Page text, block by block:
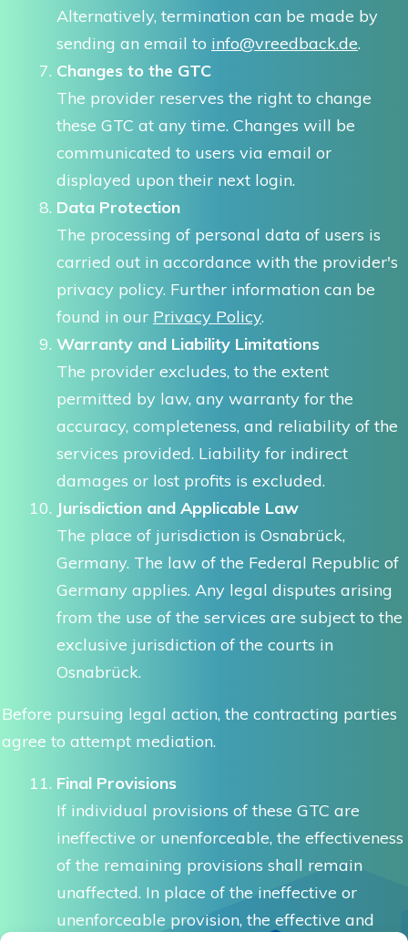
Alternatively, termination can be made by
sending an email to info@vreedback.de.
Changes to the GTC
The provider reserves the right to change
these GTC at any time. Changes will be
communicated to users via email or
displayed upon their next login.
Data Protection
The processing of personal data of users is
carried out in accordance with the provider's
privacy policy. Further information can be
found in our Privacy Policy.
Warranty and Liability Limitations
The provider excludes, to the extent
permitted by law, any warranty for the
accuracy, completeness, and reliability of the
services provided. Liability for indirect
damages or lost profits is excluded.
Jurisdiction and Applicable Law
The place of jurisdiction is Osnabrück,
Germany. The law of the Federal Republic of
Germany applies. Any legal disputes arising
from the use of the services are subject to the
exclusive jurisdiction of the courts in
Osnabrück.
Before pursuing legal action, the contracting parties
agree to attempt mediation.
Final Provisions
If individual provisions of these GTC are
ineffective or unenforceable, the effectiveness
of the remaining provisions shall remain
unaffected. In place of the ineffective or
unenforceable provision, the effective and